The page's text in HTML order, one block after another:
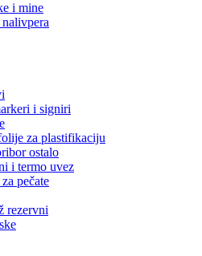
i mine
i signiri
za plastifikaciju
ostalo
i termo uvez
pečate
rezervni